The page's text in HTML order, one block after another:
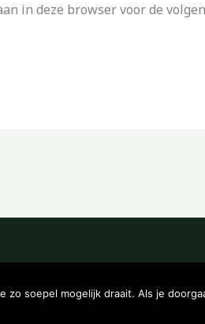
in deze browser voor de
soepel mogelijk draait. Als je